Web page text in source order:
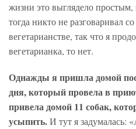
жизни это выглядело
тогда никто не разговаривал
вегетарианстве, так что я
вегетарианка, то нет.
Однажды я пришла домой
дня, который провела в
привела домой 11 собак,
усыпить.И тут я задумалась: